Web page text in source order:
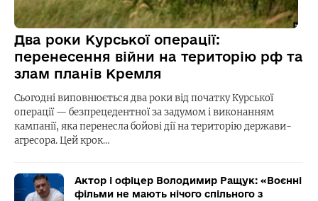
Два роки Курської операції:
перенесення війни на територію рф та
злам планів Кремля
Сьогодні виповнюється два роки від початку Курської
операції — безпрецедентної за задумом і виконанням
кампанії, яка перенесла бойові дії на територію держави-
агресора. Цей крок…
Актор і офіцер Володимир Ращук: «Воєнні
фільми не мають нічого спільного з